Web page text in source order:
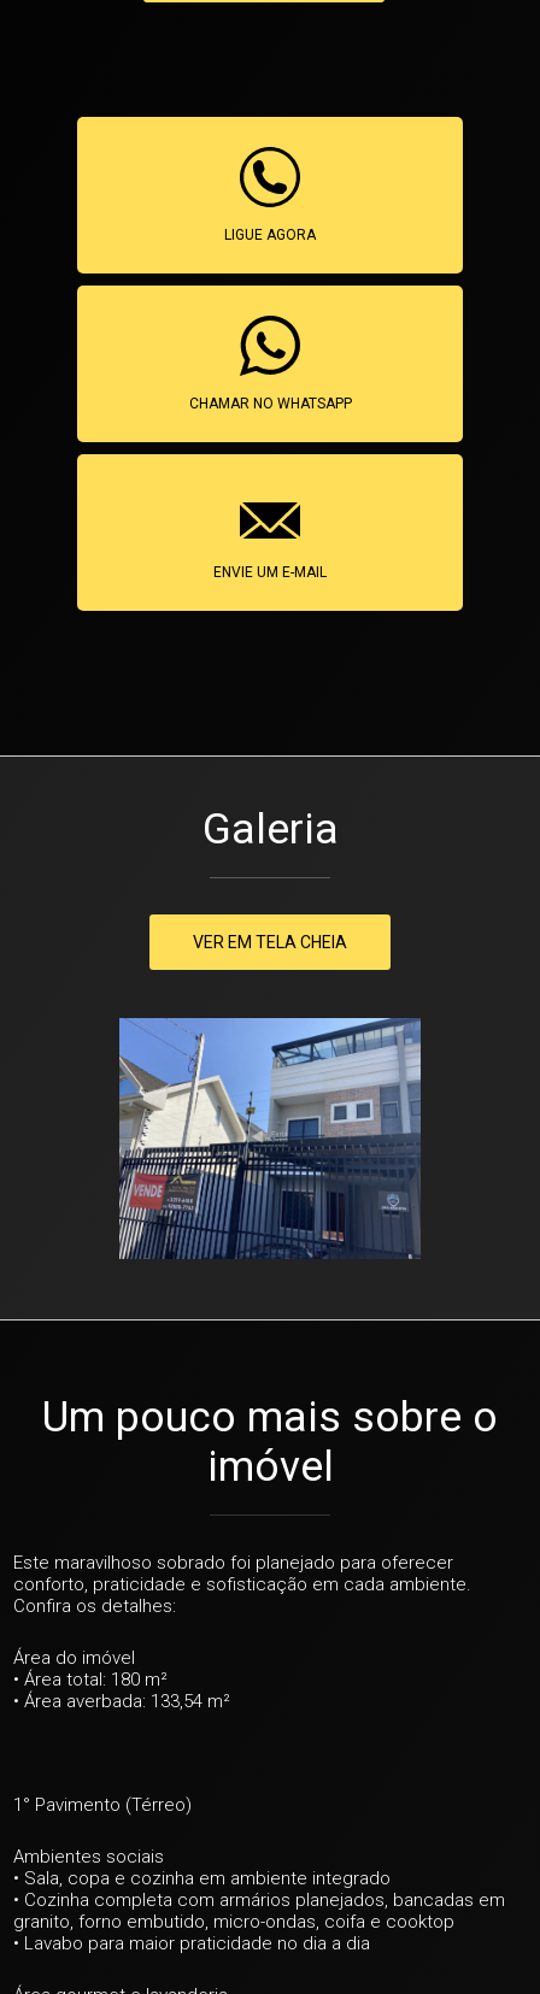
LIGUE AGORA
CHAMAR NO WHATSAPP
ENVIE UM E-MAIL
Galeria
VER EM TELA CHEIA
Um pouco mais sobre o
imóvel
Este maravilhoso sobrado foi planejado para oferecer
conforto, praticidade e sofisticação em cada ambiente.
Confira os detalhes:
Área do imóvel
• Área total: 180 m²
• Área averbada: 133,54 m²
1° Pavimento (Térreo)
Ambientes sociais
• Sala, copa e cozinha em ambiente integrado
• Cozinha completa com armários planejados, bancadas em
granito, forno embutido, micro-ondas, coifa e cooktop
• Lavabo para maior praticidade no dia a dia